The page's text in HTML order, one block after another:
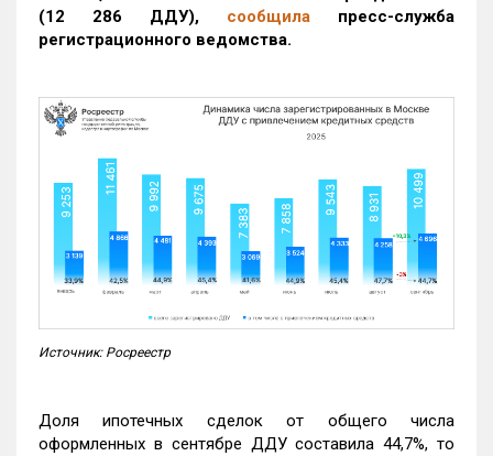
(12 286 ДДУ), сообщила пресс-служба
регистрационного ведомства.
Источник: Росреестр
Доля ипотечных сделок от общего числа
оформленных в сентябре ДДУ составила 44,7%, то